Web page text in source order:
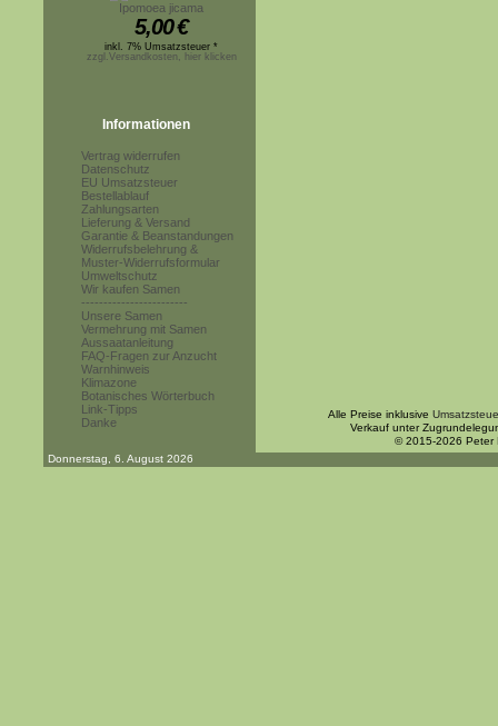
Ipomoea jicama
5,00€
inkl. 7% Umsatzsteuer *
zzgl.Versandkosten, hier klicken
Informationen
Vertrag widerrufen
Datenschutz
EU Umsatzsteuer
Bestellablauf
Zahlungsarten
Lieferung & Versand
Garantie & Beanstandungen
Widerrufsbelehrung &
Muster-Widerrufsformular
Umweltschutz
Wir kaufen Samen
------------------------
Unsere Samen
Vermehrung mit Samen
Aussaatanleitung
FAQ-Fragen zur Anzucht
Warnhinweis
Klimazone
Botanisches Wörterbuch
Link-Tipps
Danke
Alle Preise inklusive
Verkauf unter
© 2015-2026 Peter
Donnerstag, 6. August 2026